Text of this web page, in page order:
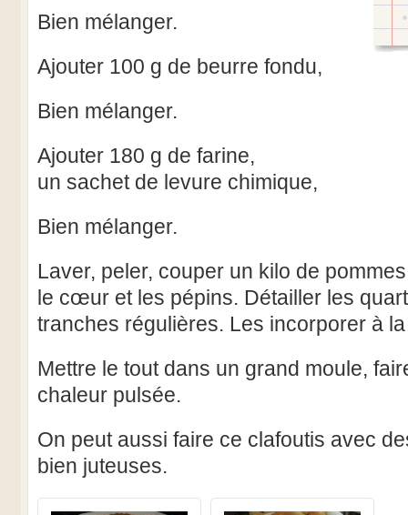
Bien mélanger.
Ajouter 100 g de beurre fondu,
Bien mélanger.
Ajouter 180 g de farine,
un sachet de levure chimique,
Bien mélanger.
Laver, peler, couper un kilo de
le cœur et les pépins. Détailler les
tranches régulières. Les incorporer à
Mettre le tout dans un grand moule,
chaleur pulsée.
On peut aussi faire ce clafoutis avec
bien juteuses.